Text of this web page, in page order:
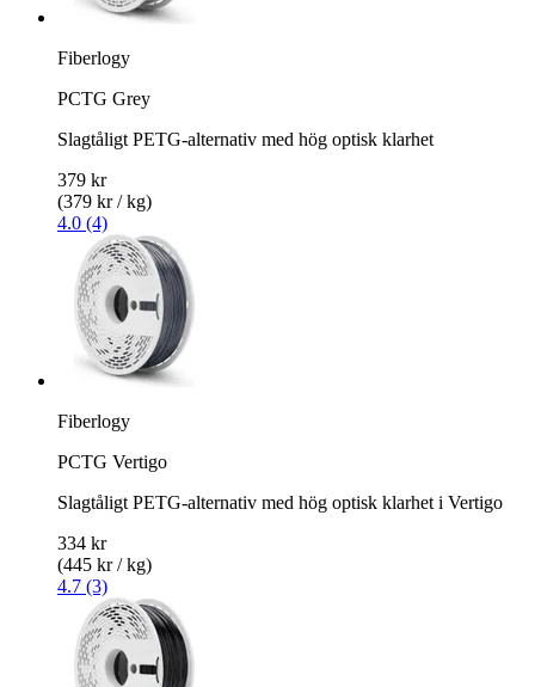
Fiberlogy
PCTG Grey
Slagtåligt PETG-alternativ med hög optisk klarhet
379 kr
(379 kr / kg)
4.0 (4)
Fiberlogy
PCTG Vertigo
Slagtåligt PETG-alternativ med hög optisk klarhet i Vertigo
334 kr
(445 kr / kg)
4.7 (3)